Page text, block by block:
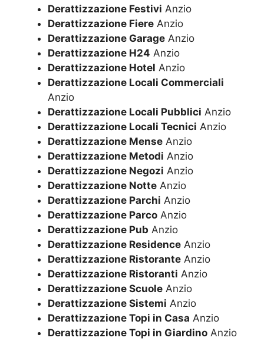
Derattizzazione Festivi Anzio
Derattizzazione Fiere Anzio
Derattizzazione Garage Anzio
Derattizzazione H24 Anzio
Derattizzazione Hotel Anzio
Derattizzazione Locali Commerciali
Anzio
Derattizzazione Locali Pubblici Anzio
Derattizzazione Locali Tecnici Anzio
Derattizzazione Mense Anzio
Derattizzazione Metodi Anzio
Derattizzazione Negozi Anzio
Derattizzazione Notte Anzio
Derattizzazione Parchi Anzio
Derattizzazione Parco Anzio
Derattizzazione Pub Anzio
Derattizzazione Residence Anzio
Derattizzazione Ristorante Anzio
Derattizzazione Ristoranti Anzio
Derattizzazione Scuole Anzio
Derattizzazione Sistemi Anzio
Derattizzazione Topi in Casa Anzio
Derattizzazione Topi in Giardino Anzio